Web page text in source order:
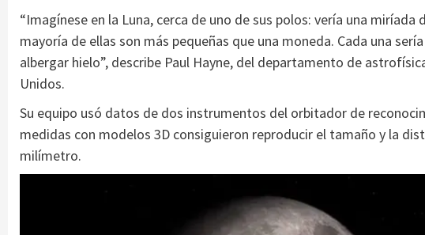
“Imagínese en la Luna, cerca de uno de sus polos: vería una
mayoría de ellas son más pequeñas que una moneda. Cada una
albergar hielo”, describe Paul Hayne, del departamento de
Unidos.
Su equipo usó datos de dos instrumentos del orbitador de
medidas con modelos 3D consiguieron reproducir el tamaño y la
milímetro.